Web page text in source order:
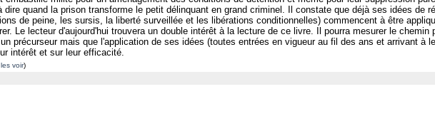
quand la prison transforme le petit délinquant en grand criminel. Il constate que déjà ses idées de
de peine, les sursis, la liberté surveillée et les libérations conditionnelles) commencent à être
Le lecteur d'aujourd'hui trouvera un double intérêt à la lecture de ce livre. Il pourra mesurer le chemin
précurseur mais que l'application de ses idées (toutes entrées en vigueur au fil des ans et arrivant à
intérêt et sur leur efficacité.
voir)